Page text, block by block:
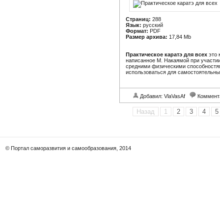
Страниц: 288
Язык: русский
Формат: PDF
Размер архива: 17,84 Mb
Практическое каратэ для всех это
написанное М. Накаямой при
средними физическими
использоваться для
Добавил: VlaVasAf
Назад 1 2 3 4 5
© Портал саморазвития и самообразования, 2014